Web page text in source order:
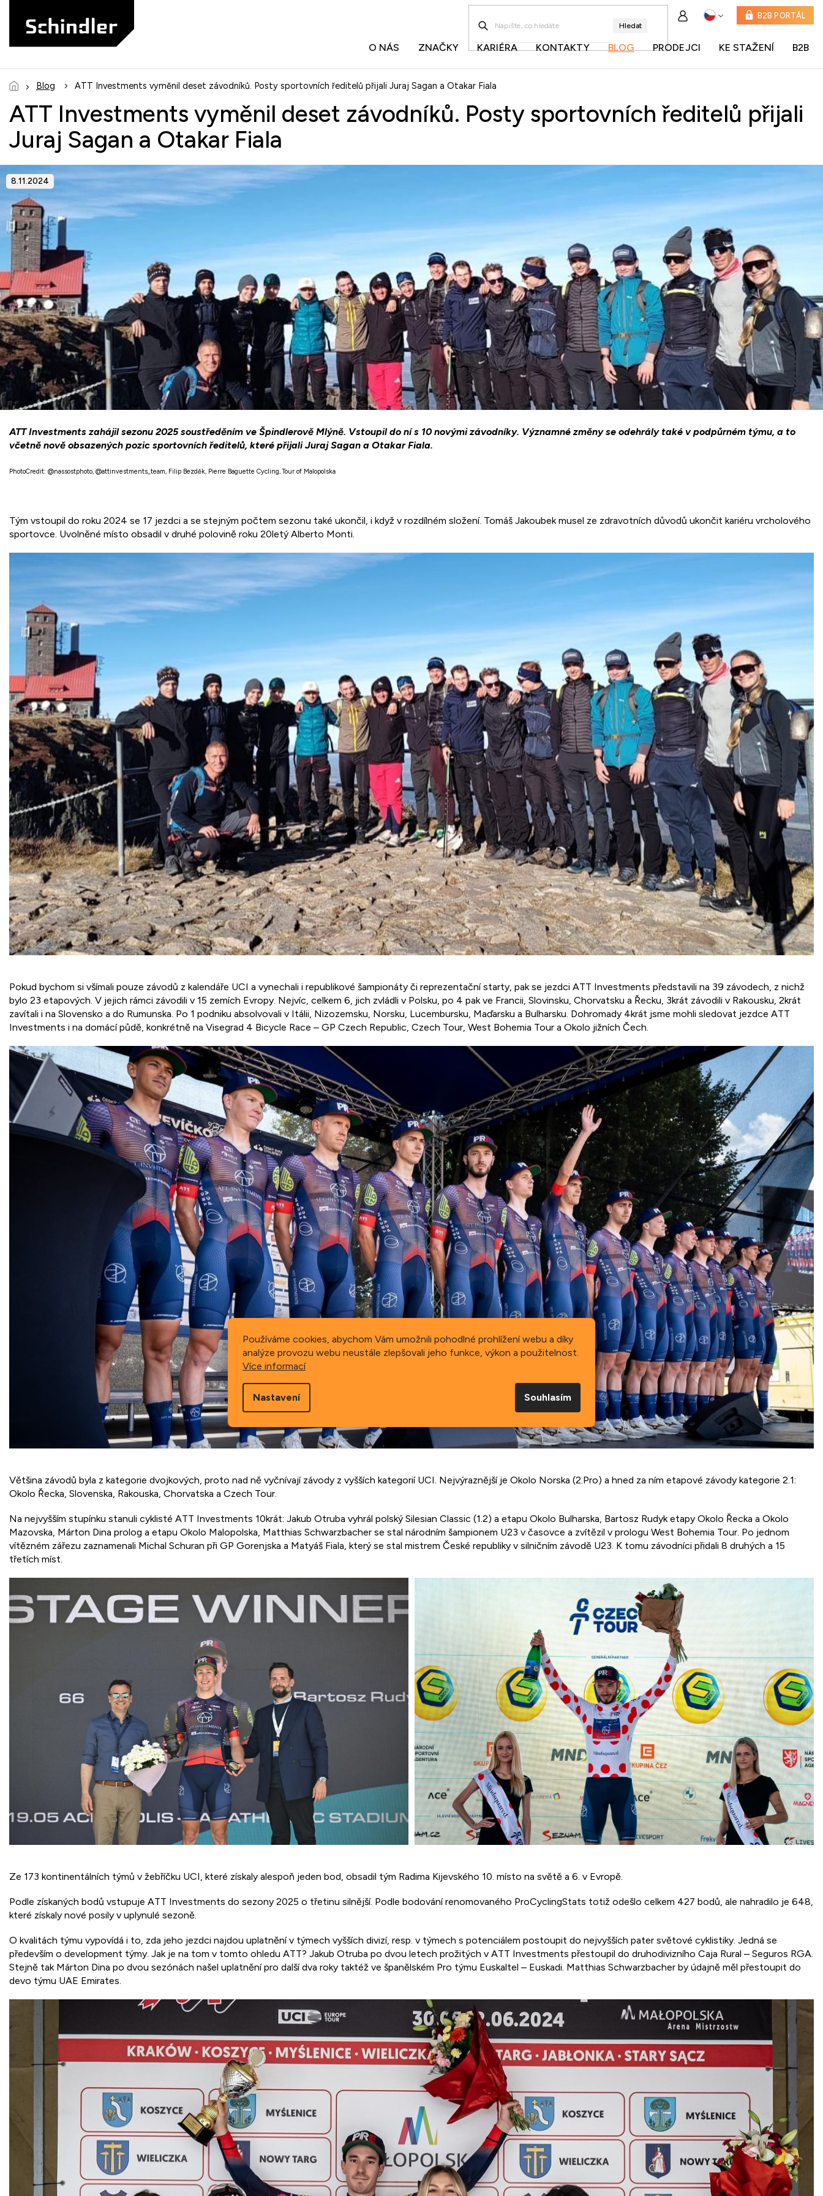
Používáme cookies, abychom Vám umožnili pohodlné prohlížení webu a díky
analýze provozu webu neustále zlepšovali jeho funkce, výkon a použitelnost.
Více informací
Nastavení Souhlasím
Hledat
B2B PORTÁL
O NÁS ZNAČKY KARIÉRA KONTAKTY BLOG PRODEJCI KE STAŽENÍ B2B
Blog ATT Investments vyměnil deset závodníků. Posty sportovních ředitelů přijali Juraj Sagan a Otakar Fiala
ATT Investments vyměnil deset závodníků. Posty sportovních ředitelů přijali
Juraj Sagan a Otakar Fiala
8.11.2024
ATT Investments zahájil sezonu 2025 soustředěním ve Špindlerově Mlýně. Vstoupil do ní s 10 novými závodníky. Významné změny se odehrály také v podpůrném týmu, a to
včetně nově obsazených pozic sportovních ředitelů, které přijali Juraj Sagan a Otakar Fiala.
PhotoCredit: @nassostphoto, @attinvestments_team, Filip Bezděk, Pierre Baguette Cycling, Tour of Malopolska
Tým vstoupil do roku 2024 se 17 jezdci a se stejným počtem sezonu také ukončil, i když v rozdílném složení. Tomáš Jakoubek musel ze zdravotních důvodů ukončit kariéru vrcholového
sportovce. Uvolněné místo obsadil v druhé polovině roku 20letý Alberto Monti.
Pokud bychom si všímali pouze závodů z kalendáře UCI a vynechali i republikové šampionáty či reprezentační starty, pak se jezdci ATT Investments představili na 39 závodech, z nichž
bylo 23 etapových. V jejich rámci závodili v 15 zemích Evropy. Nejvíc, celkem 6, jich zvládli v Polsku, po 4 pak ve Francii, Slovinsku, Chorvatsku a Řecku, 3krát závodili v Rakousku, 2krát
zavítali i na Slovensko a do Rumunska. Po 1 podniku absolvovali v Itálii, Nizozemsku, Norsku, Lucembursku, Maďarsku a Bulharsku. Dohromady 4krát jsme mohli sledovat jezdce ATT
Investments i na domácí půdě, konkrétně na Visegrad 4 Bicycle Race – GP Czech Republic, Czech Tour, West Bohemia Tour a Okolo jižních Čech.
Většina závodů byla z kategorie dvojkových, proto nad ně vyčnívají závody z vyšších kategorií UCI. Nejvýraznější je Okolo Norska (2.Pro) a hned za ním etapové závody kategorie 2.1:
Okolo Řecka, Slovenska, Rakouska, Chorvatska a Czech Tour.
Na nejvyšším stupínku stanuli cyklisté ATT Investments 10krát: Jakub Otruba vyhrál polský Silesian Classic (1.2) a etapu Okolo Bulharska, Bartosz Rudyk etapy Okolo Řecka a Okolo
Mazovska, Márton Dina prolog a etapu Okolo Malopolska, Matthias Schwarzbacher se stal národním šampionem U23 v časovce a zvítězil v prologu West Bohemia Tour. Po jednom
vítězném zářezu zaznamenali Michal Schuran při GP Gorenjska a Matyáš Fiala, který se stal mistrem České republiky v silničním závodě U23. K tomu závodníci přidali 8 druhých a 15
třetích míst.
Ze 173 kontinentálních týmů v žebříčku UCI, které získaly alespoň jeden bod, obsadil tým Radima Kijevského 10. místo na světě a 6. v Evropě.
Podle získaných bodů vstupuje ATT Investments do sezony 2025 o třetinu silnější. Podle bodování renomovaného ProCyclingStats totiž odešlo celkem 427 bodů, ale nahradilo je 648,
které získaly nové posily v uplynulé sezoně.
O kvalitách týmu vypovídá i to, zda jeho jezdci najdou uplatnění v týmech vyšších divizí, resp. v týmech s potenciálem postoupit do nejvyšších pater světové cyklistiky. Jedná se
především o development týmy. Jak je na tom v tomto ohledu ATT? Jakub Otruba po dvou letech prožitých v ATT Investments přestoupil do druhodivizního Caja Rural – Seguros RGA.
Stejně tak Márton Dina po dvou sezónách našel uplatnění pro další dva roky taktéž ve španělském Pro týmu Euskaltel – Euskadi. Matthias Schwarzbacher by údajně měl přestoupit do
devo týmu UAE Emirates.